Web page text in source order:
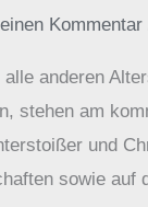
Kommentar
alle anderen
stehen am
und
sowie auf